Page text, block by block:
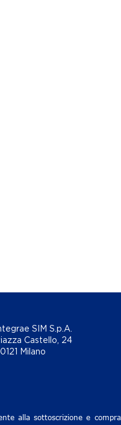
SIM S.p.A.
Castello, 24
Milano
alla sottoscrizione e